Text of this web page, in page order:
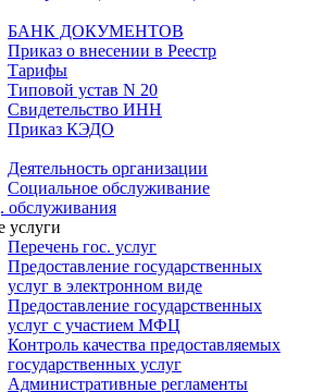
БАНК ДОКУМЕНТОВ
Приказ о внесении в Реестр
Тарифы
Типовой устав N 20
Свидетельство ИНН
Приказ КЭДО
Деятельность организации
Социальное обслуживание
обслуживания
услуги
Перечень гос. услуг
Предоставление государственных
услуг в электронном виде
Предоставление государственных
услуг с участием МФЦ
Контроль качества предоставляемых
государственных услуг
Административные регламенты